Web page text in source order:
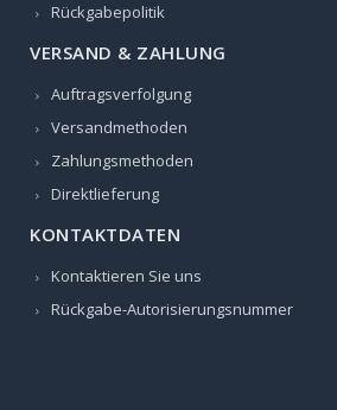
Rückgabepolitik
VERSAND & ZAHLUNG
Auftragsverfolgung
Versandmethoden
Zahlungsmethoden
Direktlieferung
KONTAKTDATEN
Kontaktieren Sie uns
Rückgabe-Autorisierungsnummer